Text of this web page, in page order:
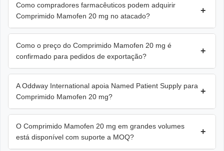
Como compradores farmacêuticos podem adquirir
Comprimido Mamofen 20 mg no atacado?
+
Como o preço do Comprimido Mamofen 20 mg é
confirmado para pedidos de exportação?
+
A Oddway International apoia Named Patient Supply para
Comprimido Mamofen 20 mg?
+
O Comprimido Mamofen 20 mg em grandes volumes
está disponível com suporte a MOQ?
+